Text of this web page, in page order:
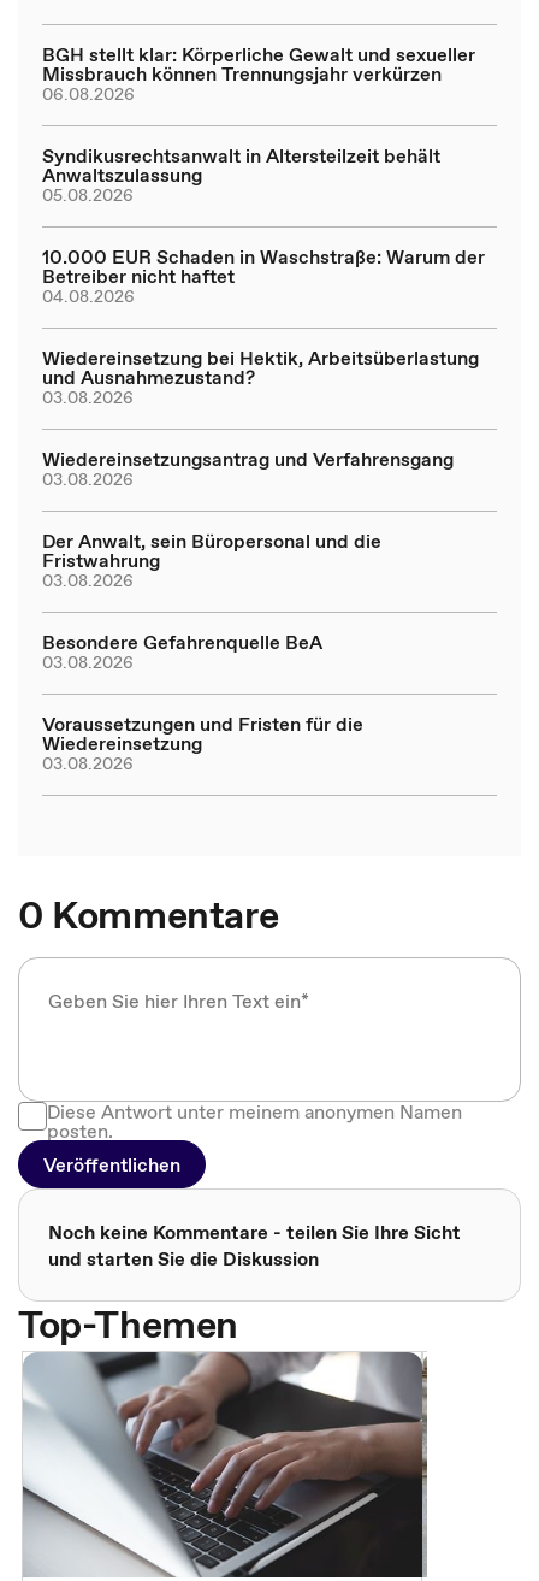
BGH stellt klar: Körperliche Gewalt und sexueller
Missbrauch können Trennungsjahr verkürzen
06.08.2026
Syndikusrechtsanwalt in Altersteilzeit behält
Anwaltszulassung
05.08.2026
10.000 EUR Schaden in Waschstraße: Warum der
Betreiber nicht haftet
04.08.2026
Wiedereinsetzung bei Hektik, Arbeitsüberlastung
und Ausnahmezustand?
03.08.2026
Wiedereinsetzungsantrag und Verfahrensgang
03.08.2026
Der Anwalt, sein Büropersonal und die
Fristwahrung
03.08.2026
Besondere Gefahrenquelle BeA
03.08.2026
Voraussetzungen und Fristen für die
Wiedereinsetzung
03.08.2026
0 Kommentare
Diese Antwort unter meinem anonymen Namen
posten.
Veröffentlichen
Noch keine Kommentare - teilen Sie Ihre Sicht
und starten Sie die Diskussion
Top-Themen